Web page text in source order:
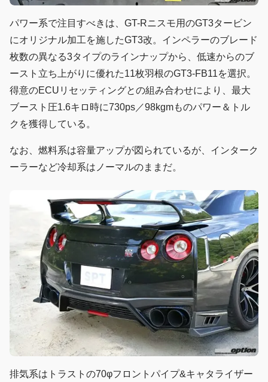
パワー系で注目すべきは、GT-Rニスモ用のGT3タービン
にオリジナル加工を施したGT3改。インペラーのブレード
枚数の異なる3タイプのラインナップから、低速からのブ
ースト立ち上がりに優れた11枚羽根のGT3-FB11を選択。
得意のECUリセッティングとの組み合わせにより、最大
ブースト圧1.6キロ時に730ps／98kgmものパワー＆トル
クを獲得している。
なお、燃料系は容量アップが図られているが、インターク
ーラーなど冷却系はノーマルのままだ。
排気系はトラストの70φフロントパイプ&キャタライザー